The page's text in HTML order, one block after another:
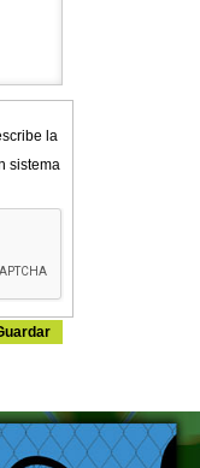
la
sistema